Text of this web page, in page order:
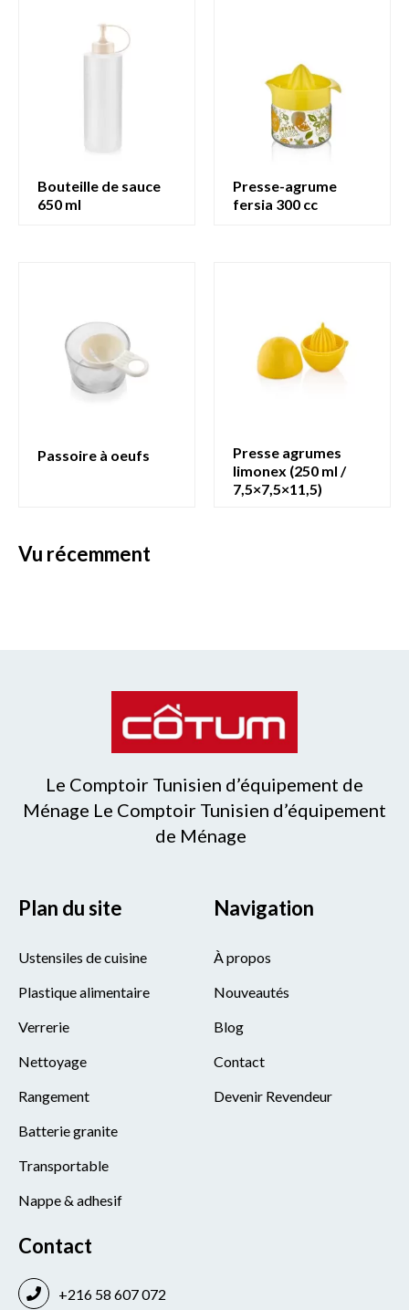
bouteille de sauce
650 ml
presse-agrume
fersia 300 cc
passoire à oeufs
presse agrumes
limonex (250 ml /
7,5×7,5×11,5)
vu récemment
Le Comptoir Tunisien d’équipement de
Ménage Le Comptoir Tunisien d’équipement
de Ménage
Plan du site
Ustensiles de cuisine
Plastique alimentaire
Verrerie
Nettoyage
Rangement
Batterie granite
Transportable
Nappe & adhesif
Navigation
À propos
Nouveautés
Blog
Contact
Devenir Revendeur
Contact
+216 58 607 072